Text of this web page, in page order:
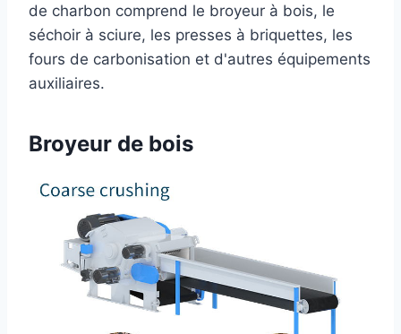
de charbon comprend le broyeur à bois, le
séchoir à sciure, les presses à briquettes, les
fours de carbonisation et d'autres équipements
auxiliaires.
Broyeur de bois